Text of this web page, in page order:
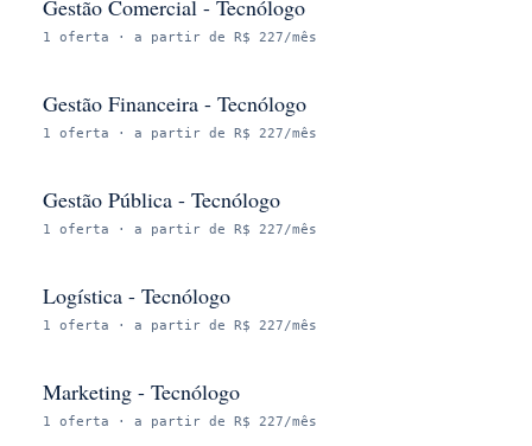
Gestão Comercial - Tecnólogo
1 oferta · a partir de R$ 227/mês
Gestão Financeira - Tecnólogo
1 oferta · a partir de R$ 227/mês
Gestão Pública - Tecnólogo
1 oferta · a partir de R$ 227/mês
Logística - Tecnólogo
1 oferta · a partir de R$ 227/mês
Marketing - Tecnólogo
1 oferta · a partir de R$ 227/mês